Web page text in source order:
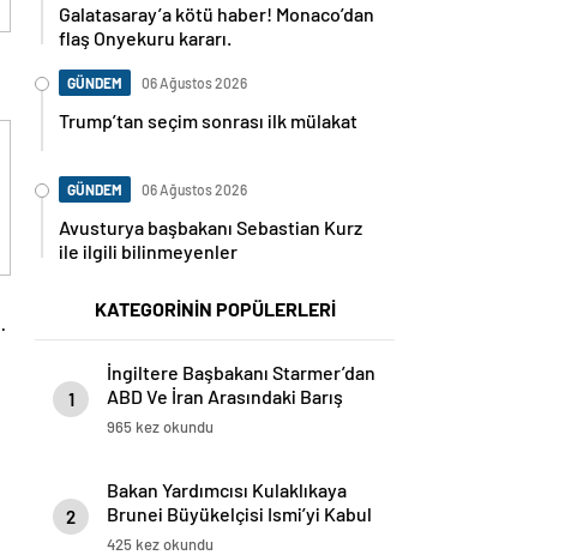
Galatasaray’a kötü haber! Monaco’dan
flaş Onyekuru kararı.
GÜNDEM 06 Ağustos 2026
Trump’tan seçim sonrası ilk mülakat
GÜNDEM 06 Ağustos 2026
Avusturya başbakanı Sebastian Kurz
ile ilgili bilinmeyenler
KATEGORİNİN POPÜLERLERİ
1
İngiltere Başbakanı Starmer’dan
ABD Ve İran Arasındaki Barış
Anlaşmasına Destek
965 kez okundu
2
Bakan Yardımcısı Kulaklıkaya
Brunei Büyükelçisi Ismi’yi Kabul
Etti
425 kez okundu